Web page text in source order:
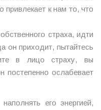
привлекает к нам то, что
страха, идти
он приходит, пытайтесь
в лицо страху, вы
постепенно ослабевает
его энергией,